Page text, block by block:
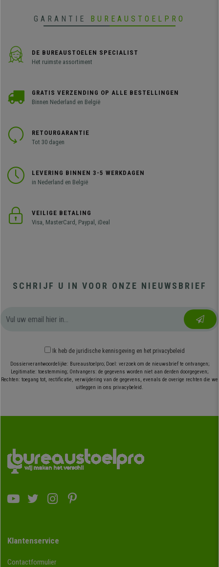
GARANTIE BUREAUSTOELPRO
DE BUREAUSTOELEN SPECIALIST
Het ruimste assortiment
GRATIS VERZENDING OP ALLE BESTELLINGEN
Binnen Nederland en België
RETOURGARANTIE
Tot 30 dagen
LEVERING BINNEN 3-5 WERKDAGEN
in Nederland en België
VEILIGE BETALING
Visa, MasterCard, Paypal, iDeal
SCHRIJF U IN VOOR ONZE NIEUWSBRIEF
Ik heb de juridische kennisgeving en het privacybeleid
Dossierverantwoordelijke: Bureaustoelpro; Doel: verzoek om de nieuwsbrief te ontvangen;
Legitimatie: toestemming; Ontvangers: de gegevens worden niet aan derden doorgegeven;
Rechten: toegang tot, rectificatie, verwijdering van de gegevens, evenals de overige rechten die we
uitleggen in ons privacybeleid.
Klantenservice
Contactformulier